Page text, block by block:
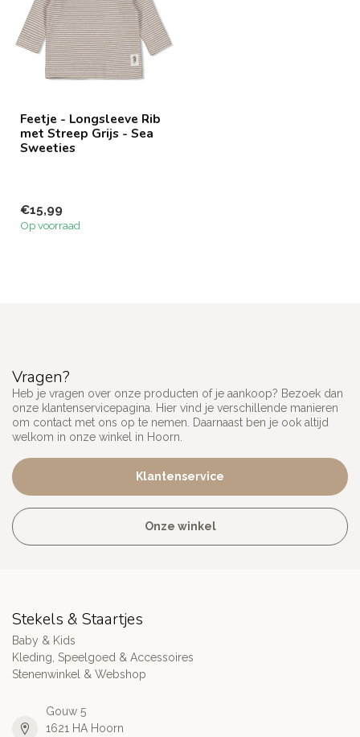
Feetje - Longsleeve Rib
met Streep Grijs - Sea
Sweeties
€15,99
Op voorraad
Vragen?
Heb je vragen over onze producten of je aankoop? Bezoek dan
onze klantenservicepagina. Hier vind je verschillende manieren
om contact met ons op te nemen. Daarnaast ben je ook altijd
welkom in onze winkel in Hoorn.
Klantenservice
Onze winkel
Stekels & Staartjes
Baby & Kids
Kleding, Speelgoed & Accessoires
Stenenwinkel & Webshop
Gouw 5
1621 HA Hoorn